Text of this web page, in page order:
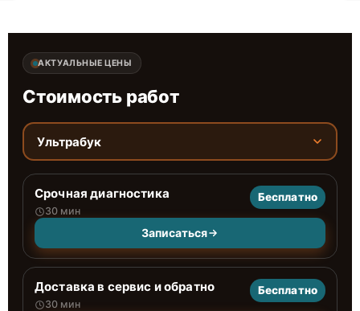
АКТУАЛЬНЫЕ ЦЕНЫ
Стоимость работ
Ультрабук
Срочная диагностика
30 мин
Бесплатно
Записаться
Доставка в сервис и обратно
30 мин
Бесплатно